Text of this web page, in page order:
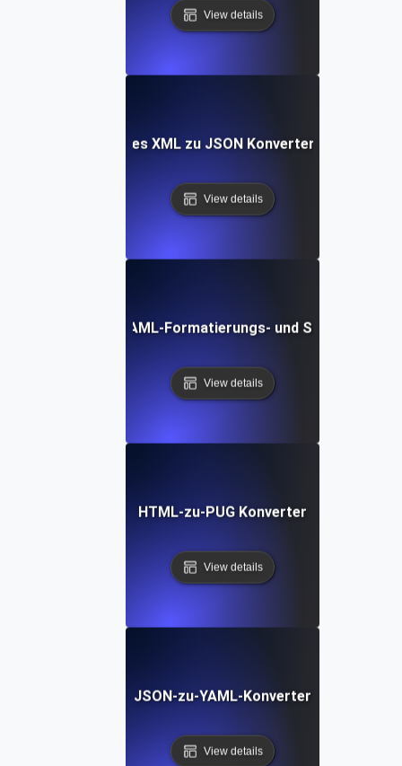
View details
Kostenloses XML zu JSON Konverterungs-Tool
View details
Kostenloses YAML-Formatierungs- und Schönheits-
View details
HTML-zu-PUG Konverter
View details
JSON-zu-YAML-Konverter
View details